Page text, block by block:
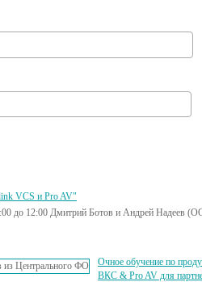
VCS и Pro AV"
до 12:00 Дмитрий Ботов и Андрей Надеев
Очное обучение по
ВКС & Pro AV для